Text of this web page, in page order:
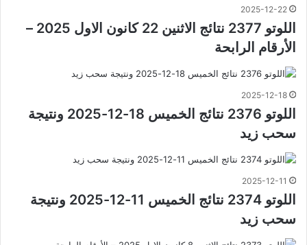
2025-12-22
اللوتو 2377 نتائج الاثنين 22 كانون الاول 2025 –
الأرقام الرابحة
2025-12-18
اللوتو 2376 نتائج الخميس 18-12-2025 ونتيجة
سحب زيد
2025-12-11
اللوتو 2374 نتائج الخميس 11-12-2025 ونتيجة
سحب زيد